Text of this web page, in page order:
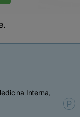
Interna,
P